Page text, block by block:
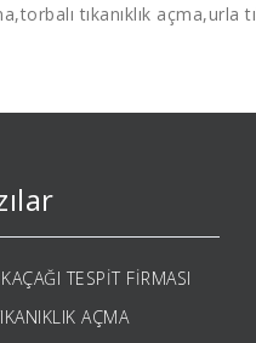
,torbalı tıkanıklık açma,urla
TESPİT FİRMASI
AÇMA